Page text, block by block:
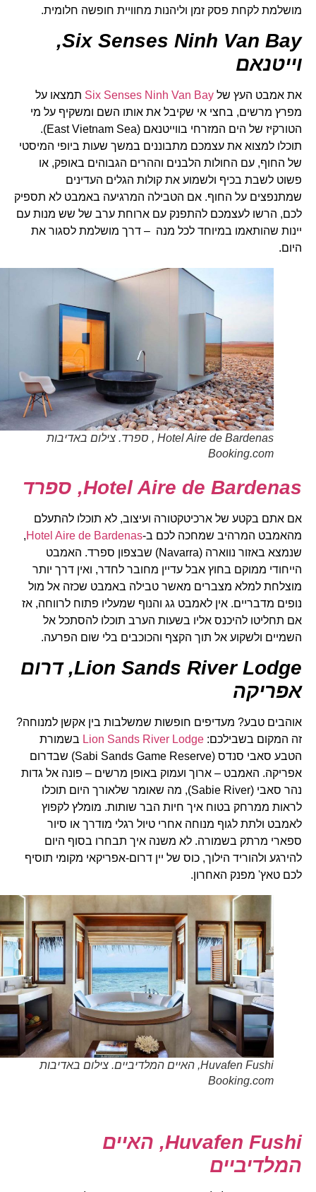
מושלמת לקחת פסק זמן וליהנות מחוויית חופשה חלומית.
Six Senses Ninh Van Bay
,
וייטנאם
את אמבט העץ שלSix Senses Ninh Van Bayתמצאו על
מפרץ מרשים, בחצי אי שקיבל את אותו השם ומשקיף על מי
הטורקיז של הים המזרחי בווייטנאם (East Vietnam Sea).
תוכלו למצוא את עצמכם מתבוננים במשך שעות ביופי המיסטי
של החוף, עם החולות הלבנים וההרים הגבוהים באופק, או
פשוט לשבת בכיף ולשמוע את קולות הגלים העדינים
שמתנפצים על החוף. אם הטבילה המרגיעה באמבט לא תספיק
לכם, הרשו לעצמכם להתפנק עם ארוחת ערב של שש מנות עם
יינות שהותאמו במיוחד לכל מנה – דרך מושלמת לסגור את
היום.
Hotel Aire de Bardenas , ספרד. צילום באדיבות
Booking.com
Hotel Aire de Bardenas, ספרד
אם אתם בקטע של ארכיטקטורה ועיצוב, לא תוכלו להתעלם
מהאמבט המרהיב שמחכה לכם ב- Hotel Aire de Bardenas
,
שנמצא באזור נווארה (Navarra) שבצפון ספרד. האמבט
הייחודי ממוקם בחוץ אבל עדיין מחובר לחדר, ואין דרך יותר
מוצלחת למלא מצברים מאשר טבילה באמבט שכזה אל מול
נופים מדבריים. אין לאמבט גג והנוף שמעליו פתוח לרווחה, אז
אם תחליטו להיכנס אליו בשעות הערב תוכלו להסתכל אל
השמיים ולשקוע אל תוך הקצף והכוכבים בלי שום הפרעה.
Lion Sands River Lodge, דרום
אפריקה
אוהבים טבע? מעדיפים חופשות שמשלבות בין אקשן למנוחה?
זה המקום בשבילכם:Lion Sands River Lodgeבשמורת
הטבע סאבי סנדס (Sabi Sands Game Reserve) שבדרום
אפריקה. האמבט – ארוך ועמוק באופן מרשים – פונה אל גדות
נהר סאבי (Sabie River), מה שאומר שלאורך היום תוכלו
לראות ממרחק בטוח איך חיות הבר שותות. מומלץ לקפוץ
לאמבט ולתת לגוף מנוחה אחרי טיול רגלי מודרך או סיור
ספארי מרתק בשמורה. לא משנה איך תבחרו בסוף היום
להירגע ולהוריד הילוך, כוס של יין דרום-אפריקאי מקומי תוסיף
לכם טאץ' מפנק האחרון.
Huvafen Fushi, האיים המלדיביים. צילום באדיבות
Booking.com
Huvafen Fushi, האיים
המלדיביים